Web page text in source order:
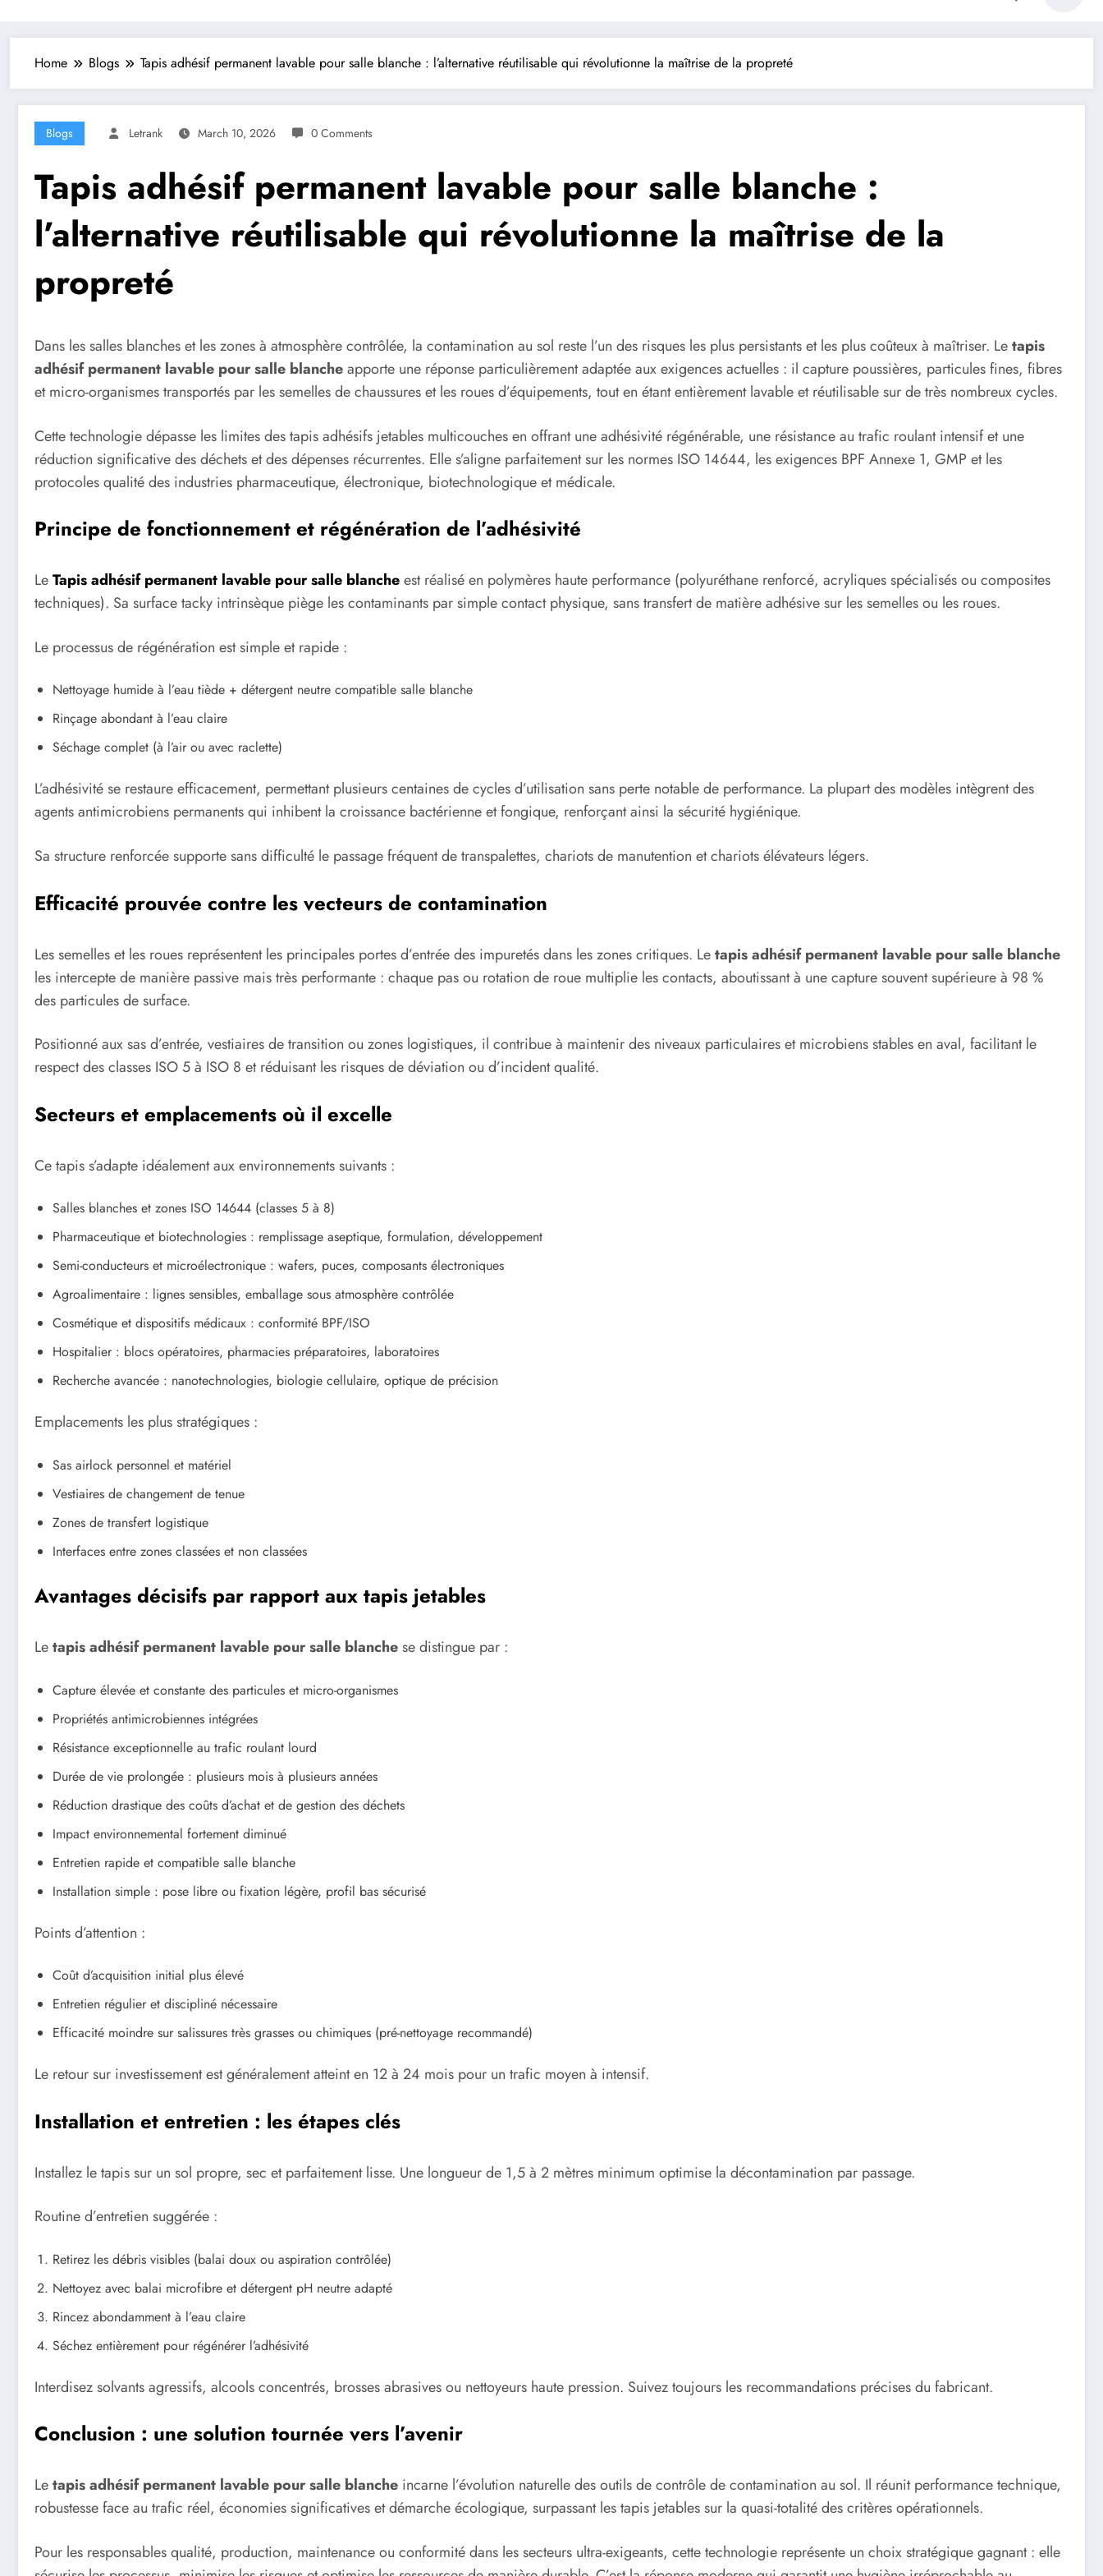
Home Blogs Tapis adhésif permanent lavable pour salle blanche : l’alternative réutilisable qui révolutionne la maîtrise de la propreté
Blogs Letrank March 10, 2026 0 Comments
Tapis adhésif permanent lavable pour salle blanche :
l’alternative réutilisable qui révolutionne la maîtrise de la
propreté
Dans les salles blanches et les zones à atmosphère contrôlée, la contamination au sol reste l’un des risques les plus persistants et les plus coûteux à maîtriser. Letapis
adhésif permanent lavable pour salle blancheapporte une réponse particulièrement adaptée aux exigences actuelles : il capture poussières, particules fines, fibres
et micro-organismes transportés par les semelles de chaussures et les roues d’équipements, tout en étant entièrement lavable et réutilisable sur de très nombreux cycles.
Cette technologie dépasse les limites des tapis adhésifs jetables multicouches en offrant une adhésivité régénérable, une résistance au trafic roulant intensif et une
réduction significative des déchets et des dépenses récurrentes. Elle s’aligne parfaitement sur les normes ISO 14644, les exigences BPF Annexe 1, GMP et les
protocoles qualité des industries pharmaceutique, électronique, biotechnologique et médicale.
Principe de fonctionnement et régénération de l’adhésivité
LeTapis adhésif permanent lavable pour salle blancheest réalisé en polymères haute performance (polyuréthane renforcé, acryliques spécialisés ou composites
techniques). Sa surface tacky intrinsèque piège les contaminants par simple contact physique, sans transfert de matière adhésive sur les semelles ou les roues.
Le processus de régénération est simple et rapide :
Nettoyage humide à l’eau tiède + détergent neutre compatible salle blanche
Rinçage abondant à l’eau claire
Séchage complet (à l’air ou avec raclette)
L’adhésivité se restaure efficacement, permettant plusieurs centaines de cycles d’utilisation sans perte notable de performance. La plupart des modèles intègrent des
agents antimicrobiens permanents qui inhibent la croissance bactérienne et fongique, renforçant ainsi la sécurité hygiénique.
Sa structure renforcée supporte sans difficulté le passage fréquent de transpalettes, chariots de manutention et chariots élévateurs légers.
Efficacité prouvée contre les vecteurs de contamination
Les semelles et les roues représentent les principales portes d’entrée des impuretés dans les zones critiques. Letapis adhésif permanent lavable pour salle blanche
les intercepte de manière passive mais très performante : chaque pas ou rotation de roue multiplie les contacts, aboutissant à une capture souvent supérieure à 98 %
des particules de surface.
Positionné aux sas d’entrée, vestiaires de transition ou zones logistiques, il contribue à maintenir des niveaux particulaires et microbiens stables en aval, facilitant le
respect des classes ISO 5 à ISO 8 et réduisant les risques de déviation ou d’incident qualité.
Secteurs et emplacements où il excelle
Ce tapis s’adapte idéalement aux environnements suivants :
Salles blanches et zones ISO 14644 (classes 5 à 8)
Pharmaceutique et biotechnologies : remplissage aseptique, formulation, développement
Semi-conducteurs et microélectronique : wafers, puces, composants électroniques
Agroalimentaire : lignes sensibles, emballage sous atmosphère contrôlée
Cosmétique et dispositifs médicaux : conformité BPF/ISO
Hospitalier : blocs opératoires, pharmacies préparatoires, laboratoires
Recherche avancée : nanotechnologies, biologie cellulaire, optique de précision
Emplacements les plus stratégiques :
Sas airlock personnel et matériel
Vestiaires de changement de tenue
Zones de transfert logistique
Interfaces entre zones classées et non classées
Avantages décisifs par rapport aux tapis jetables
Letapis adhésif permanent lavable pour salle blanchese distingue par :
Capture élevée et constante des particules et micro-organismes
Propriétés antimicrobiennes intégrées
Résistance exceptionnelle au trafic roulant lourd
Durée de vie prolongée : plusieurs mois à plusieurs années
Réduction drastique des coûts d’achat et de gestion des déchets
Impact environnemental fortement diminué
Entretien rapide et compatible salle blanche
Installation simple : pose libre ou fixation légère, profil bas sécurisé
Points d’attention :
Coût d’acquisition initial plus élevé
Entretien régulier et discipliné nécessaire
Efficacité moindre sur salissures très grasses ou chimiques (pré-nettoyage recommandé)
Le retour sur investissement est généralement atteint en 12 à 24 mois pour un trafic moyen à intensif.
Installation et entretien : les étapes clés
Installez le tapis sur un sol propre, sec et parfaitement lisse. Une longueur de 1,5 à 2 mètres minimum optimise la décontamination par passage.
Routine d’entretien suggérée :
Retirez les débris visibles (balai doux ou aspiration contrôlée)
Nettoyez avec balai microfibre et détergent pH neutre adapté
Rincez abondamment à l’eau claire
Séchez entièrement pour régénérer l’adhésivité
Interdisez solvants agressifs, alcools concentrés, brosses abrasives ou nettoyeurs haute pression. Suivez toujours les recommandations précises du fabricant.
Conclusion : une solution tournée vers l’avenir
Letapis adhésif permanent lavable pour salle blanche incarne l’évolution naturelle des outils de contrôle de contamination au sol. Il réunit performance technique,
robustesse face au trafic réel, économies significatives et démarche écologique, surpassant les tapis jetables sur la quasi-totalité des critères opérationnels.
Pour les responsables qualité, production, maintenance ou conformité dans les secteurs ultra-exigeants, cette technologie représente un choix stratégique gagnant : elle